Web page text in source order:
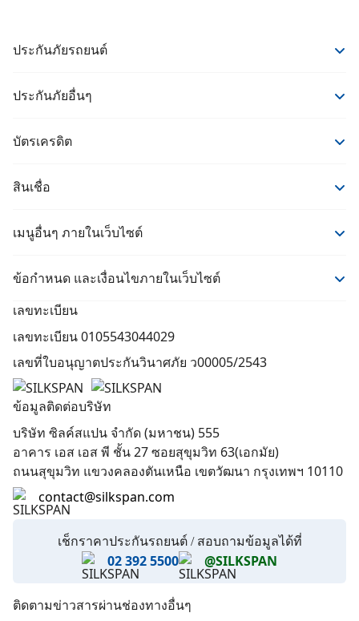
ประกันภัยรถยนต์
ประกันรถยนต์ชั้น 1
ประกันรถยนต์ชั้น 2+
ประกันรถยนต์ชั้น 3
ประกันภัยอื่นๆ
ประกันชีวิต
ประกันบ้าน
ประกันการเดินทางคุ้มภัยโตเกียวมารีน
บัตรเครดิต
สินเชื่อ
รวมสินเชื่อรถยนต์
เมนูอื่นๆ ภายในเว็บไซต์
ค้นหาอู่ซ่อม
นักลงทุนสัมพันธ์
ติดต่อเรา
เกี่ยวกับเรา
Affiliate Partner
ข้อกำหนด และเงื่อนไขภายในเว็บไซต์
เงื่อนไขในการให้บริการ
นโยบายความเป็นส่วนตัว
คำประกาศเกี่ยวกับความเป็นส่วนตัว
นโยบายการกำกับดูแลกิจการที่ดี
เลขทะเบียน
เลขทะเบียน 0105543044029
เลขที่ใบอนุญาตประกันวินาศภัย ว00005/2543
ข้อมูลติดต่อบริษัท
บริษัท ซิลค์สแปน จำกัด (มหาชน) 555
อาคาร เอส เอส พี ชั้น 27 ซอยสุขุมวิท 63(เอกมัย)
ถนนสุขุมวิท แขวงคลองตันเหนือ เขตวัฒนา กรุงเทพฯ 10110
contact@silkspan.com
เช็กราคาประกันรถยนต์ / สอบถามข้อมูลได้ที่
02 392 5500 @SILKSPAN
ติดตามข่าวสารผ่านช่องทางอื่นๆ